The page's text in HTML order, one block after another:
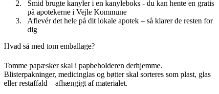
Smid brugte kanyler i en kanyleboks - du kan hente en gratis
på apotekerne i Vejle Kommune
Aflevér det hele på dit lokale apotek – så klarer de resten for
dig
Hvad så med tom emballage?
Tomme papæsker skal i papbeholderen derhjemme.
Blisterpakninger, medicinglas og bøtter skal sorteres som plast, glas
eller restaffald – afhængigt af materialet.